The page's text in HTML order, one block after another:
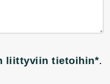
liittyviin tietoihin*.